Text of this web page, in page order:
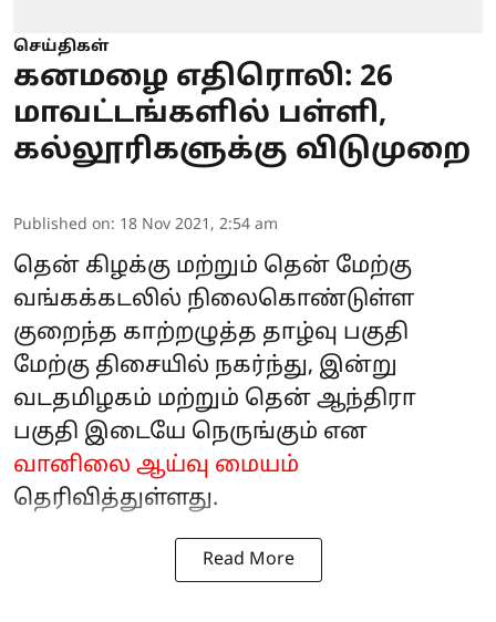
செய்திகள்
கனமழை எதிரொலி: 26
மாவட்டங்களில் பள்ளி,
கல்லூரிகளுக்கு விடுமுறை
Published on: 18 Nov 2021, 2:54 am
தென் கிழக்கு மற்றும் தென் மேற்கு
வங்கக்கடலில் நிலைகொண்டுள்ள
குறைந்த காற்றழுத்த தாழ்வு பகுதி
மேற்கு திசையில் நகர்ந்து, இன்று
வடதமிழகம் மற்றும் தென் ஆந்திரா
பகுதி இடையே நெருங்கும் என
வானிலை ஆய்வு மையம்
தெரிவித்துள்ளது.
Read More